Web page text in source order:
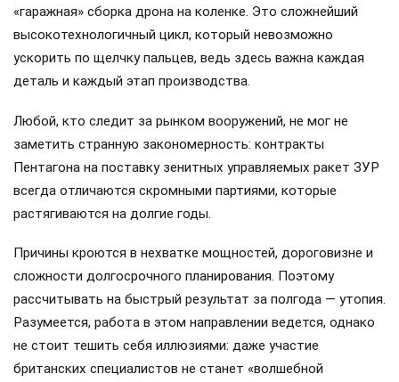
«гаражная» сборка дрона на коленке. Это сложнейший
высокотехнологичный цикл, который невозможно
ускорить по щелчку пальцев, ведь здесь важна каждая
деталь и каждый этап производства.
Любой, кто следит за рынком вооружений, не мог не
заметить странную закономерность: контракты
Пентагона на поставку зенитных управляемых ракет ЗУР
всегда отличаются скромными партиями, которые
растягиваются на долгие годы.
Причины кроются в нехватке мощностей, дороговизне и
сложности долгосрочного планирования. Поэтому
рассчитывать на быстрый результат за полгода — утопия.
Разумеется, работа в этом направлении ведется, однако
не стоит тешить себя иллюзиями: даже участие
британских специалистов не станет «волшебной